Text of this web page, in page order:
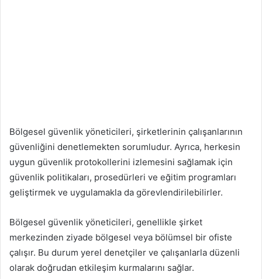
Bölgesel güvenlik yöneticileri, şirketlerinin çalışanlarının
güvenliğini denetlemekten sorumludur. Ayrıca, herkesin
uygun güvenlik protokollerini izlemesini sağlamak için
güvenlik politikaları, prosedürleri ve eğitim programları
geliştirmek ve uygulamakla da görevlendirilebilirler.
Bölgesel güvenlik yöneticileri, genellikle şirket
merkezinden ziyade bölgesel veya bölümsel bir ofiste
çalışır. Bu durum yerel denetçiler ve çalışanlarla düzenli
olarak doğrudan etkileşim kurmalarını sağlar.